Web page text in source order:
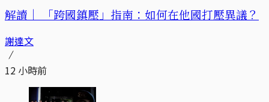
解讀｜ 「跨國鎮壓」指南：如何在他國打壓異議？
謝達文
12 小時前